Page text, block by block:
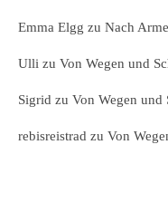
Emma Elgg zu Nach
Ulli zu Von Wegen und
Sigrid zu Von Wegen und
rebisreistrad zu Von